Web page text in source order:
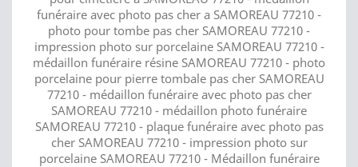
funéraire avec photo pas cher a SAMOREAU 77210 -
photo pour tombe pas cher SAMOREAU 77210 -
impression photo sur porcelaine SAMOREAU 77210 -
médaillon funéraire résine SAMOREAU 77210 - photo
porcelaine pour pierre tombale pas cher SAMOREAU
77210 - médaillon funéraire avec photo pas cher
SAMOREAU 77210 - médaillon photo funéraire
SAMOREAU 77210 - plaque funéraire avec photo pas
cher SAMOREAU 77210 - impression photo sur
porcelaine SAMOREAU 77210 - Médaillon funéraire